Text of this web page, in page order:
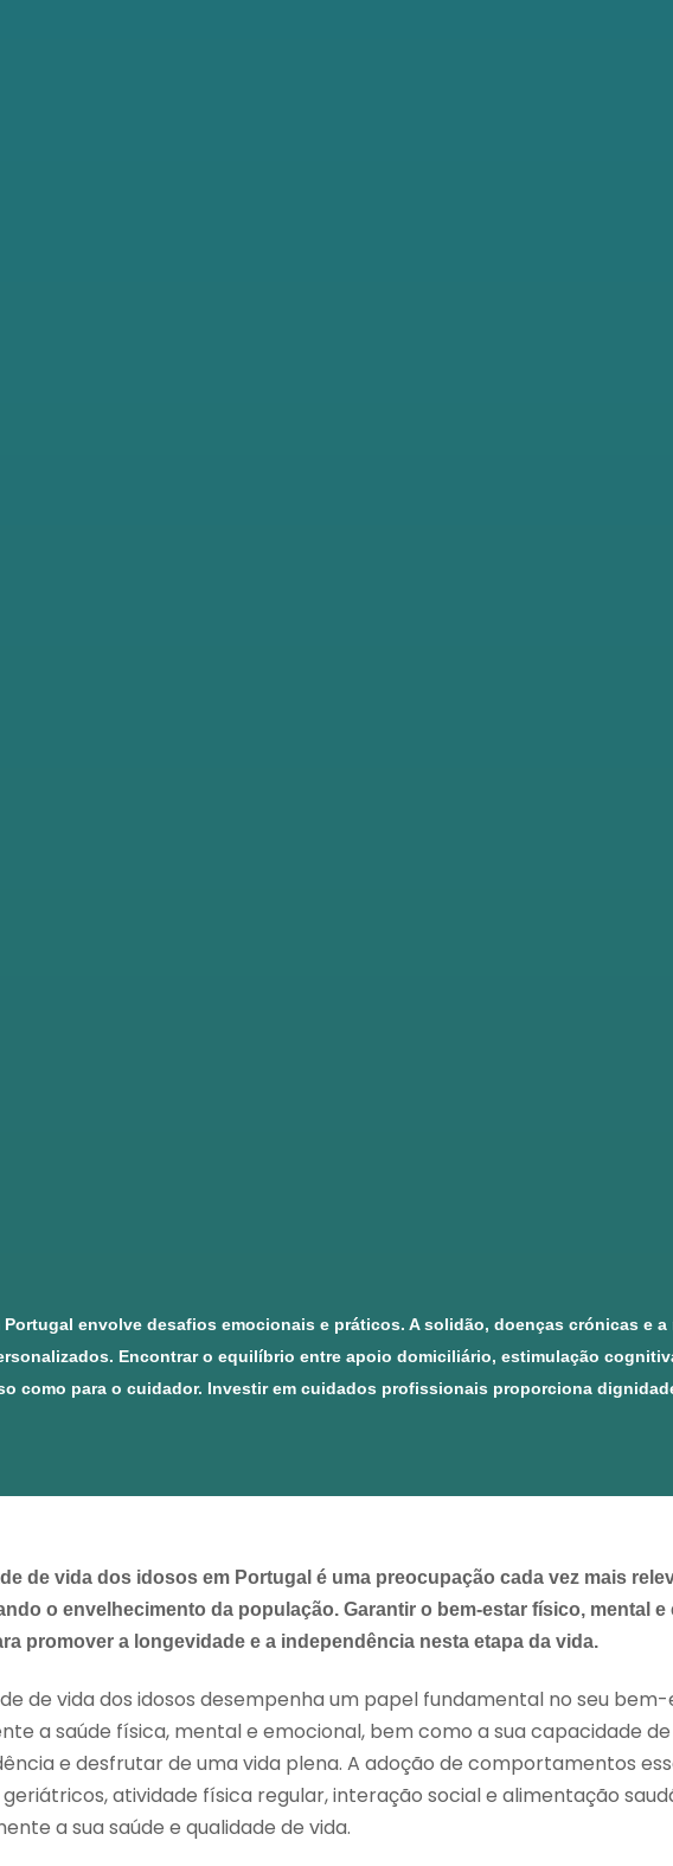
envolve desafios emocionais e práticos. A solidão, doenças crónicas e
Encontrar o equilíbrio entre apoio domiciliário, estimulação
como para o cuidador. Investir em cuidados profissionais proporciona
de vida dos idosos em Portugal é uma preocupação cada vez mais
o envelhecimento da população. Garantir o bem-estar físico, mental
promover a longevidade e a independência nesta etapa da vida.
de vida dos idosos desempenha um papel fundamental no seu
a saúde física, mental e emocional, bem como a sua capacidade
e desfrutar de uma vida plena. A adoção de comportamentos
atividade física regular, interação social e alimentação
a sua saúde e qualidade de vida.